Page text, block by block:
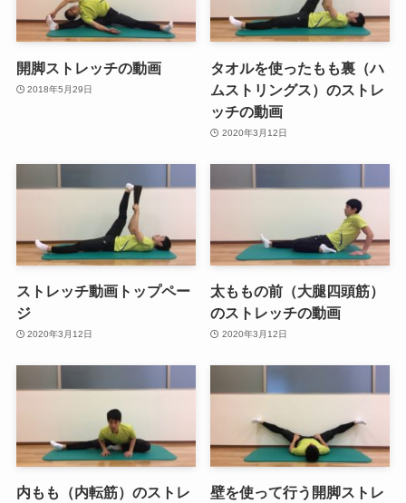
開脚ストレッチの動画
2018年5月29日
タオルを使ったもも裏（ハ
ムストリングス）のストレ
ッチの動画
2020年3月12日
ストレッチ動画トップペー
ジ
2020年3月12日
太ももの前（大腿四頭筋）
のストレッチの動画
2020年3月12日
内もも（内転筋）のストレ
壁を使って行う開脚ストレ